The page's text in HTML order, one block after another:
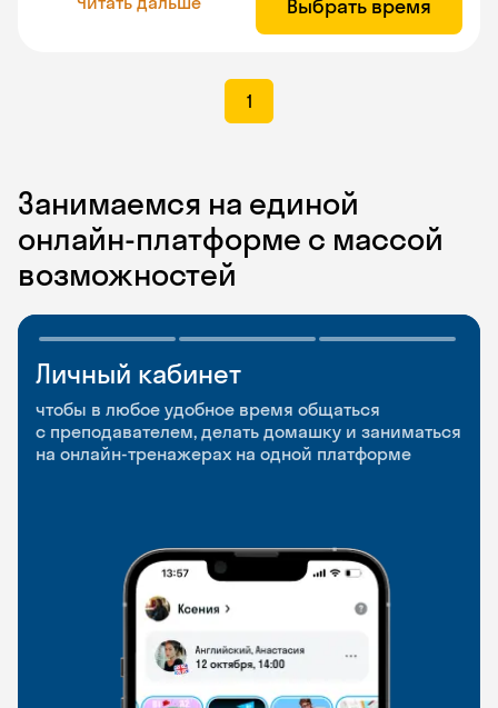
Выбрать время
1
Занимаемся на единой
онлайн-платформе с массой
возможностей
Личный кабинет
чтобы в любое удобное время общаться
с преподавателем, делать домашку и заниматься
на онлайн-тренажерах на одной платформе
Мобильное
приложение
чтобы заниматься и изучать новые слова где
и когда удобно
Разговорные клубы
и Talks
Групповые занятия для разговорной практики
и индивидуальные встречи с преподавателями